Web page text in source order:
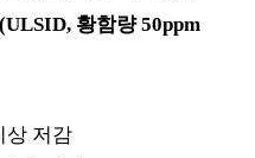
황함량 50ppm
상 저감